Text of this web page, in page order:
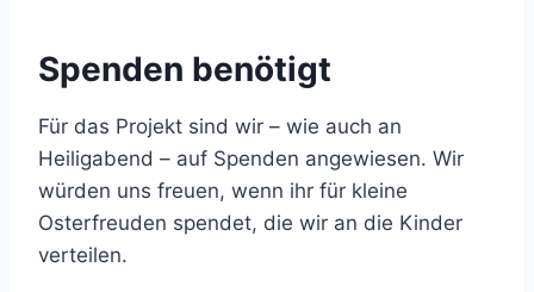
Spenden benötigt
Für das Projekt sind wir – wie auch an
Heiligabend – auf Spenden angewiesen. Wir
würden uns freuen, wenn ihr für kleine
Osterfreuden spendet, die wir an die Kinder
verteilen.